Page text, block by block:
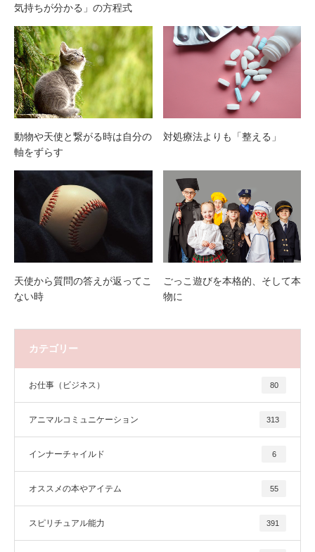
気持ちが分かる」の方程式
動物や天使と繋がる時は自分の
軸をずらす
対処療法よりも「整える」
天使から質問の答えが返ってこ
ない時
ごっこ遊びを本格的、そして本
物に
カテゴリー
お仕事（ビジネス） 80
アニマルコミュニケーション 313
インナーチャイルド 6
オススメの本やアイテム 55
スピリチュアル能力 391